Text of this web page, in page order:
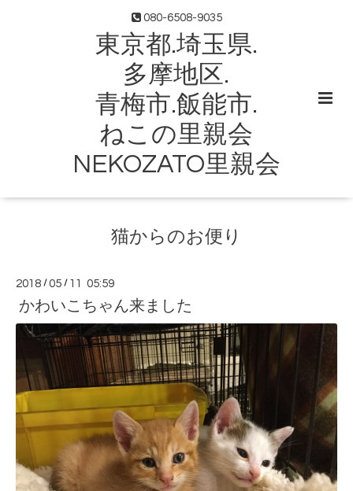
080-6508-9035
東京都.埼玉県.
多摩地区.
青梅市.飯能市.
ねこの里親会
NEKOZATO里親会
猫からのお便り
2018 /05 / 11 05:59
かわいこちゃん来ました